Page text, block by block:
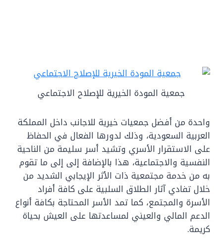
جمعية المودة الخيرية للإصلاح الاجتماعي
واحدة من أفضل جمعيات خيرية للاجانب داخل المملكة
العربية السعودية، وذلك لدورها الفعال في الحفاظ
على الاستقرار الأسري وتشيد أسر سليمة من الناحية
النفسية والاجتماعية، هذا بالإضافة إلى إلى ما تقوم
به من خدمة مجتمعية ذات الأثر الإيجابي الشديد من
خلال تفادي آثار الطلاق السلبية على كافة أفراد
الأسرة والمجتمع، كما تمد الأسر المحتاجة بكافة أنواع
الدعم المالي والعيني لمساعدتها على العيش بحياة
كريمة.